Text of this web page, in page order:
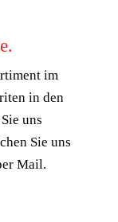
im
in den
uns
Sie uns
Mail.